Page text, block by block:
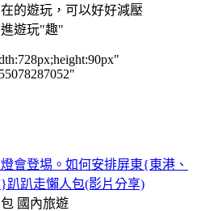
的遊玩，可以好好減壓
遊玩"趣"
會登埸。如何安排屏東{東港、
趴趴走懶人包(影片分享)
國內旅遊